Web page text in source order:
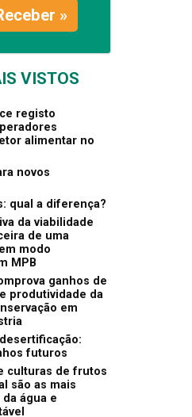
»
VISTOS
registo
alimentar no
novos
qual a diferença?
da viabilidade
de uma
modo
MPB
ganhos de
produtividade da
em
futuros
culturas de frutos
são as mais
água e